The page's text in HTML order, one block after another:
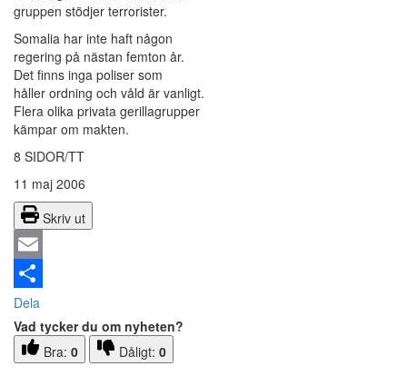
gruppen stödjer terrorister.
Somalia har inte haft någon
regering på nästan femton år.
Det finns inga poliser som
håller ordning och våld är vanligt.
Flera olika privata gerillagrupper
kämpar om makten.
8 SIDOR/TT
11 maj 2006
Skriv ut
Email
Dela
Vad tycker du om nyheten?
Bra: 0 Dåligt: 0